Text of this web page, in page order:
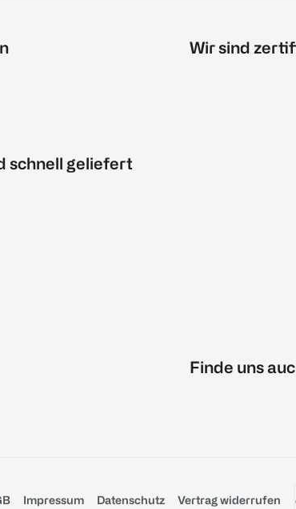
schnell geliefert
Wir sind
Finde uns
Impressum Datenschutz Vertrag widerrufen